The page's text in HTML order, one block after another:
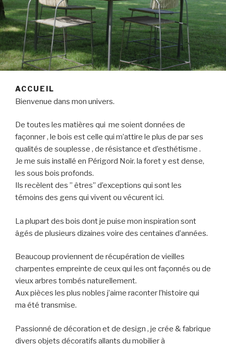
ACCUEIL
Bienvenue dans mon univers.
De toutes les matières qui me soient données de
façonner , le bois est celle qui m’attire le plus de par ses
qualités de souplesse , de résistance et d’esthétisme .
Je me suis installé en Périgord Noir. la foret y est dense,
les sous bois profonds.
Ils recèlent des ” êtres” d’exceptions qui sont les
témoins des gens qui vivent ou vécurent ici.
La plupart des bois dont je puise mon inspiration sont
âgés de plusieurs dizaines voire des centaines d’années.
Beaucoup proviennent de récupération de vieilles
charpentes empreinte de ceux qui les ont façonnés ou de
vieux arbres tombés naturellement.
Aux pièces les plus nobles j’aime raconter l’histoire qui
ma été transmise.
Passionné de décoration et de design , je crée & fabrique
divers objets décoratifs allants du mobilier à